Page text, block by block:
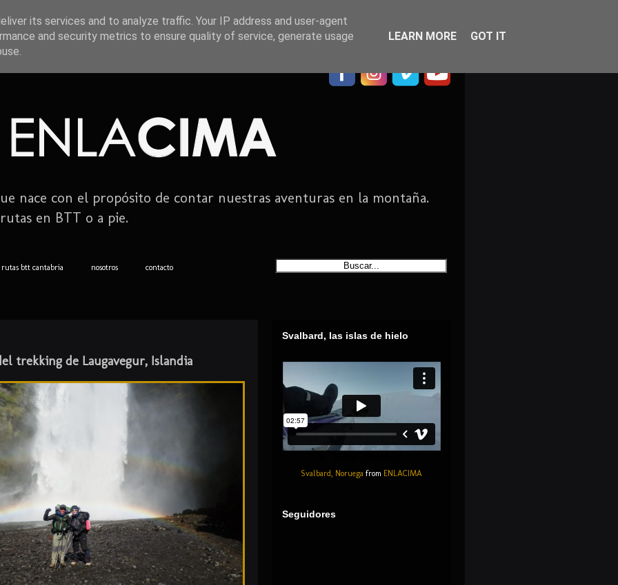
nace con el propósito de contar nuestras aventuras en la montaña.
en BTT o a pie.
rutas btt cantabria nosotros contacto
trekking de Laugavegur, Islandia
Svalbard, las islas de hielo
Svalbard, Noruega from ENLACIMA
Seguidores
its services and to analyze traffic. Your IP address and user-agent
and security metrics to ensure quality of service, generate usage
LEARN MORE GOT IT